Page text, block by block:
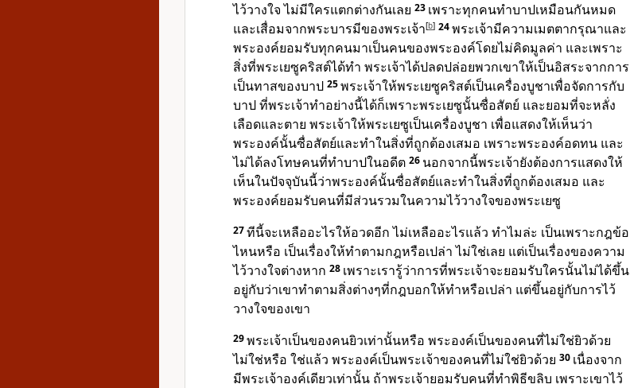
ไว้วางใจ ไม่มีใครแตกต่างกันเลย 23 เพราะทุกคนทำบาปเหมือนกันหมด
และเสื่อมจากพระบารมีของพระเจ้า[b] 24พระเจ้ามีความเมตตากรุณาและ
พระองค์ยอมรับทุกคนมาเป็นคนของพระองค์โดยไม่คิดมูลค่า และเพราะ
สิ่งที่พระเยซูคริสต์ได้ทำ พระเจ้าได้ปลดปล่อยพวกเขาให้เป็นอิสระจากการ
เป็นทาสของบาป 25พระเจ้าให้พระเยซูคริสต์เป็นเครื่องบูชาเพื่อจัดการกับ
บาป ที่พระเจ้าทำอย่างนี้ได้ก็เพราะพระเยซูนั้นซื่อสัตย์ และยอมที่จะหลั่ง
เลือดและตาย พระเจ้าให้พระเยซูเป็นเครื่องบูชา เพื่อแสดงให้เห็นว่า
พระองค์นั้นซื่อสัตย์และทำในสิ่งที่ถูกต้องเสมอ เพราะพระองค์อดทน และ
ไม่ได้ลงโทษคนที่ทำบาปในอดีต 26 นอกจากนี้พระเจ้ายังต้องการแสดงให้
เห็นในปัจจุบันนี้ว่าพระองค์นั้นซื่อสัตย์และทำในสิ่งที่ถูกต้องเสมอ และ
พระองค์ยอมรับคนที่มีส่วนรวมในความไว้วางใจของพระเยซู
27ทีนี้จะเหลืออะไรให้อวดอีก ไม่เหลืออะไรแล้ว ทำไมล่ะ เป็นเพราะกฎข้อ
ไหนหรือ เป็นเรื่องให้ทำตามกฎหรือเปล่า ไม่ใช่เลย แต่เป็นเรื่องของความ
ไว้วางใจต่างหาก 28 เพราะเรารู้ว่าการที่พระเจ้าจะยอมรับใครนั้นไม่ได้ขึ้น
อยู่กับว่าเขาทำตามสิ่งต่างๆที่กฎบอกให้ทำหรือเปล่า แต่ขึ้นอยู่กับการไว้
วางใจของเขา
29พระเจ้าเป็นของคนยิวเท่านั้นหรือ พระองค์เป็นของคนที่ไม่ใช่ยิวด้วย
ไม่ใช่หรือ ใช่แล้ว พระองค์เป็นพระเจ้าของคนที่ไม่ใช่ยิวด้วย 30 เนื่องจาก
มีพระเจ้าองค์เดียวเท่านั้น ถ้าพระเจ้ายอมรับคนที่ทำพิธีขลิบ เพราะเขาไว้